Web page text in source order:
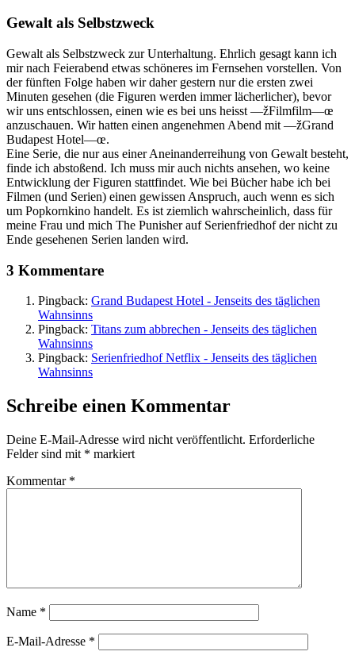
Gewalt als Selbstzweck
Gewalt als Selbstzweck zur Unterhaltung. Ehrlich gesagt kann ich
mir nach Feierabend etwas schöneres im Fernsehen vorstellen. Von
der fünften Folge haben wir daher gestern nur die ersten zwei
Minuten gesehen (die Figuren werden immer lächerlicher), bevor
wir uns entschlossen, einen wie es bei uns heisst —žFilmfilm—œ
anzuschauen. Wir hatten einen angenehmen Abend mit —žGrand
Budapest Hotel—œ.
Eine Serie, die nur aus einer Aneinanderreihung von Gewalt besteht,
finde ich abstoßend. Ich muss mir auch nichts ansehen, wo keine
Entwicklung der Figuren stattfindet. Wie bei Bücher habe ich bei
Filmen (und Serien) einen gewissen Anspruch, auch wenn es sich
um Popkornkino handelt. Es ist ziemlich wahrscheinlich, dass für
meine Frau und mich The Punisher auf Serienfriedhof der nicht zu
Ende gesehenen Serien landen wird.
3 Kommentare
Pingback: Grand Budapest Hotel - Jenseits des täglichen
Wahnsinns
Pingback: Titans zum abbrechen - Jenseits des täglichen
Wahnsinns
Pingback: Serienfriedhof Netflix - Jenseits des täglichen
Wahnsinns
Schreibe einen Kommentar
Deine E-Mail-Adresse wird nicht veröffentlicht. Erforderliche
Felder sind mit * markiert
Kommentar *
Name *
E-Mail-Adresse *